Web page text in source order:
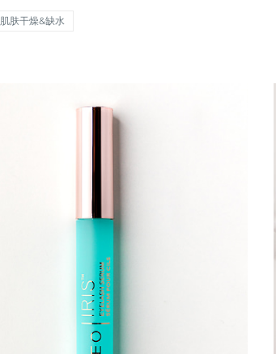
肌肤干燥&缺水